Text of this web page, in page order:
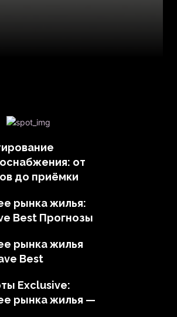
от
до приёмки
рынка жилья:
Best Прогнозы
рынка жилья
Best
Exclusive:
рынка жилья —